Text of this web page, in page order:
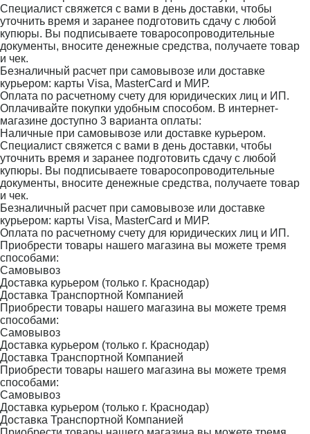
Специалист свяжется с вами в день доставки, чтобы
уточнить время и заранее подготовить сдачу с любой
купюры. Вы подписываете товаросопроводительные
документы, вносите денежные средства, получаете товар
и чек.
Безналичный расчет при самовывозе или доставке
курьером: карты Visa, MasterCard и МИР.
Оплата по расчетному счету для юридических лиц и ИП.
Оплачивайте покупки удобным способом. В интернет-
магазине доступно 3 варианта оплаты:
Наличные при самовывозе или доставке курьером.
Специалист свяжется с вами в день доставки, чтобы
уточнить время и заранее подготовить сдачу с любой
купюры. Вы подписываете товаросопроводительные
документы, вносите денежные средства, получаете товар
и чек.
Безналичный расчет при самовывозе или доставке
курьером: карты Visa, MasterCard и МИР.
Оплата по расчетному счету для юридических лиц и ИП.
Приобрести товары нашего магазина вы можете тремя
способами:
Самовывоз
Доставка курьером (только г. Краснодар)
Доставка Транспортной Компанией
Приобрести товары нашего магазина вы можете тремя
способами:
Самовывоз
Доставка курьером (только г. Краснодар)
Доставка Транспортной Компанией
Приобрести товары нашего магазина вы можете тремя
способами:
Самовывоз
Доставка курьером (только г. Краснодар)
Доставка Транспортной Компанией